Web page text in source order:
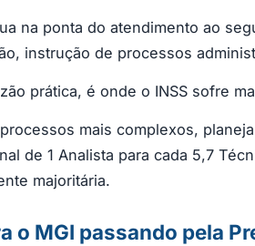
na ponta do atendimento ao
instrução de processos
prática, é onde o INSS sofre
mais complexos,
de 1 Analista para cada 5,7
majoritária.
o MGI passando pela